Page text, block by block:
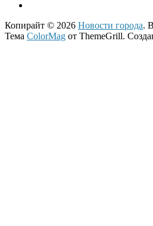
Копирайт © 2026 Новости города.
Тема ColorMag от ThemeGrill.